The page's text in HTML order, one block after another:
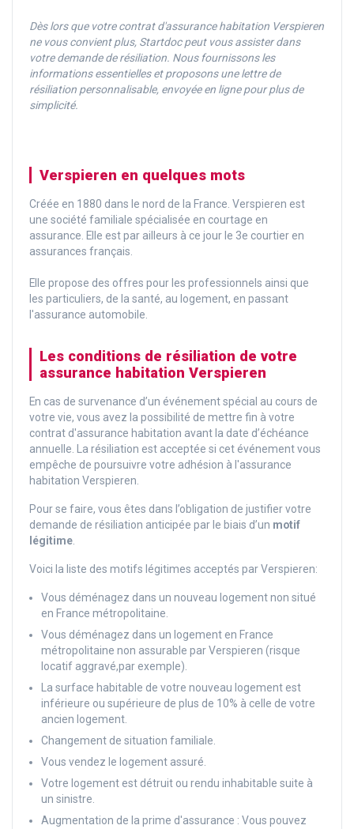
Dès lors que votre contrat d'assurance habitation Verspieren
ne vous convient plus, Startdoc peut vous assister dans
votre demande de résiliation. Nous fournissons les
informations essentielles et proposons une lettre de
résiliation personnalisable, envoyée en ligne pour plus de
simplicité.
Verspieren en quelques mots
Créée en 1880 dans le nord de la France. Verspieren est
une société familiale spécialisée en courtage en
assurance. Elle est par ailleurs à ce jour le 3e courtier en
assurances français.
Elle propose des offres pour les professionnels ainsi que
les particuliers, de la santé, au logement, en passant
l'assurance automobile.
Les conditions de résiliation de votre
assurance habitation Verspieren
En cas de survenance d’un événement spécial au cours de
votre vie, vous avez la possibilité de mettre fin à votre
contrat d'assurance habitation avant la date d’échéance
annuelle. La résiliation est acceptée si cet événement vous
empêche de poursuivre votre adhésion à l'assurance
habitation Verspieren.
Pour se faire, vous êtes dans l’obligation de justifier votre
demande de résiliation anticipée par le biais d’un motif
légitime.
Voici la liste des motifs légitimes acceptés par Verspieren:
Vous déménagez dans un nouveau logement non situé
en France métropolitaine.
Vous déménagez dans un logement en France
métropolitaine non assurable par Verspieren (risque
locatif aggravé,par exemple).
La surface habitable de votre nouveau logement est
inférieure ou supérieure de plus de 10% à celle de votre
ancien logement.
Changement de situation familiale.
Vous vendez le logement assuré.
Votre logement est détruit ou rendu inhabitable suite à
un sinistre.
Augmentation de la prime d'assurance : Vous pouvez